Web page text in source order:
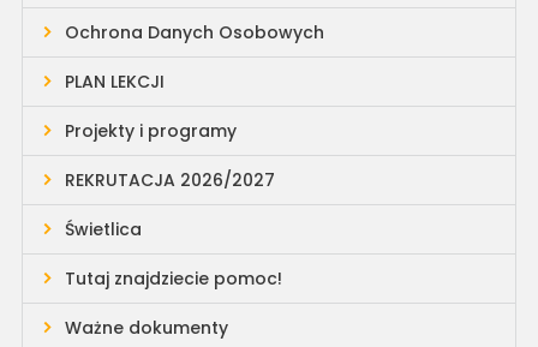
Ochrona Danych Osobowych
PLAN LEKCJI
Projekty i programy
REKRUTACJA 2026/2027
Świetlica
Tutaj znajdziecie pomoc!
Ważne dokumenty